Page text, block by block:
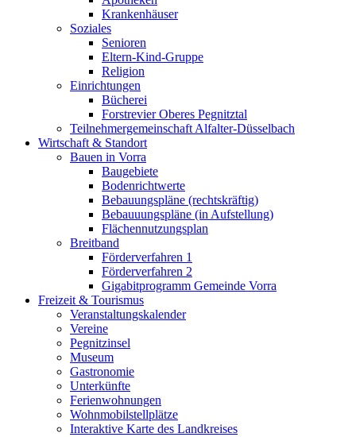
Krankenhäuser
Soziales
Senioren
Eltern-Kind-Gruppe
Religion
Einrichtungen
Bücherei
Forstrevier Oberes Pegnitztal
Teilnehmergemeinschaft Alfalter-Düsselbach
Wirtschaft & Standort
Bauen in Vorra
Baugebiete
Bodenrichtwerte
Bebauungspläne (rechtskräftig)
Bebauuungspläne (in Aufstellung)
Flächennutzungsplan
Breitband
Förderverfahren 1
Förderverfahren 2
Gigabitprogramm Gemeinde Vorra
Freizeit & Tourismus
Veranstaltungskalender
Vereine
Pegnitzinsel
Museum
Gastronomie
Unterkünfte
Ferienwohnungen
Wohnmobilstellplätze
Interaktive Karte des Landkreises